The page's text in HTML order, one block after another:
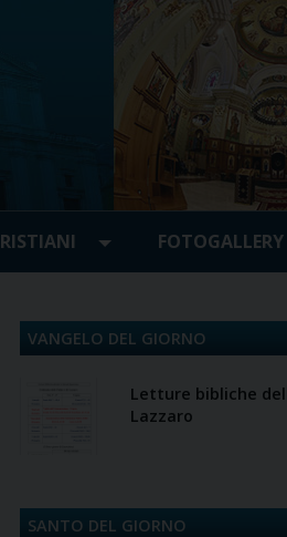
FOTOGALLERY
VANGELO DEL GIORNO
Letture bibliche
Lazzaro
SANTO DEL GIORNO